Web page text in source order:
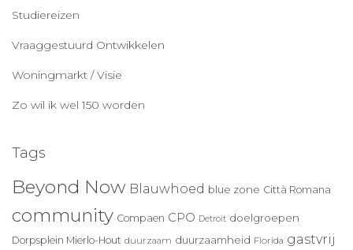
Studiereizen
Vraaggestuurd Ontwikkelen
Woningmarkt / Visie
Zo wil ik wel 150 worden
Tags
Beyond Now Blauwhoed blue zone Città Romana
community Compaen CPO Detroit doelgroepen
Dorpsplein Mierlo-Hout duurzaam duurzaamheid Florida gastvrij